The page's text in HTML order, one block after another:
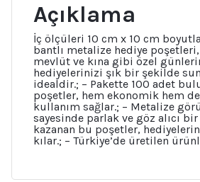
Mevlüt
Kına
Paketi
adet
Açıklama
İç ölçüleri 10 cm x 10 cm
bantlı metalize hediye poşetleri,
mevlüt ve kına gibi özel
hediyelerinizi şık bir şekilde
idealdir.; – Pakette 100 adet
poşetler, hem ekonomik hem
kullanım sağlar.; – Metalize
sayesinde parlak ve göz alıcı
kazanan bu poşetler,
kılar.; – Türkiye’de üretilen